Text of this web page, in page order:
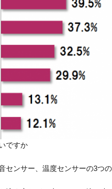
ですか
センサー、温度センサーの3つ